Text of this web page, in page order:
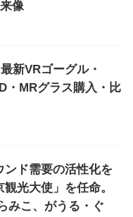
像
新VRゴーグル・
・MRグラス購入・比
ンド需要の活性化を
光大使」を任命。
みこ、がうる・ぐ